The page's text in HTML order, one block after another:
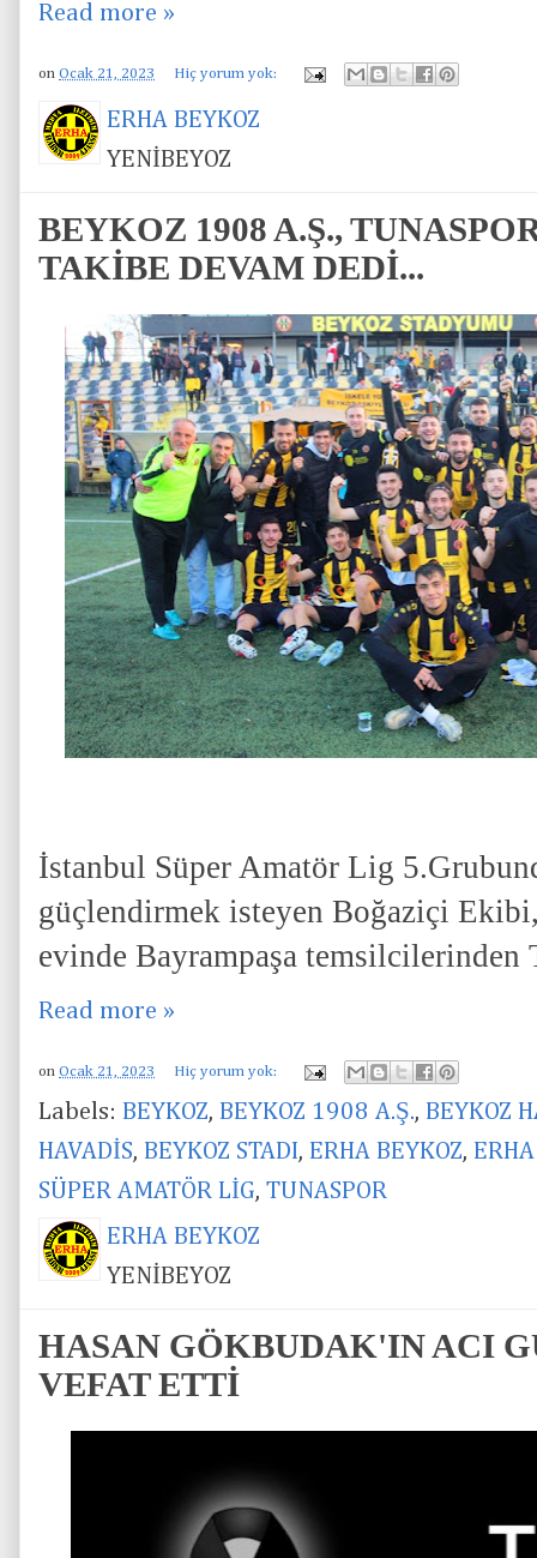
Read more »
on Ocak 21, 2023 Hiç yorum yok:
ERHA BEYKOZ
YENİBEYOZ
BEYKOZ 1908 A.Ş.,
TAKİBE DEVAM DEDİ...
İstanbul Süper Amatör Lig
güçlendirmek isteyen Boğaziçi
evinde Bayrampaşa
Read more »
on Ocak 21, 2023 Hiç yorum yok:
Labels: BEYKOZ, BEYKOZ 1908 A.Ş., BEYKOZ
HAVADİS, BEYKOZ STADI, ERHA BEYKOZ,
SÜPER AMATÖR LİG, TUNASPOR
ERHA BEYKOZ
YENİBEYOZ
HASAN GÖKBUDAK'IN ACI
VEFAT ETTİ